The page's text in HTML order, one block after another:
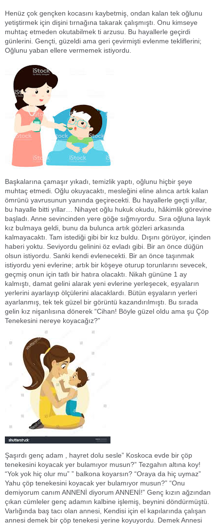
Henüz çok gençken kocasını kaybetmiş, ondan kalan tek oğlunu
yetiştirmek için dişini tırnağına takarak çalışmıştı. Onu kimseye
muhtaç etmeden okutabilmek ti arzusu. Bu hayallerle geçirdi
günlerini. Gençti, güzeldi ama geri çevirmişti evlenme tekliflerini;
Oğlunu yaban ellere vermemek istiyordu.
Başkalarına çamaşır yıkadı, temizlik yaptı, oğlunu hiçbir şeye
muhtaç etmedi. Oğlu okuyacaktı, mesleğini eline alınca artık kalan
ömrünü yavrusunun yanında geçirecekti. Bu hayallerle geçti yıllar,
bu hayalle bitti yıllar… Nihayet oğlu hukuk okudu, hâkimlik görevine
başladı. Anne sevincinden yere göğe sığmıyordu. Sıra oğluna layık
kız bulmaya geldi, bunu da bulunca artık gözleri arkasında
kalmayacaktı. Tam istediği gibi bir kız buldu. Dışını görüyor, içinden
haberi yoktu. Seviyordu gelinini öz evladı gibi. Bir an önce düğün
olsun istiyordu. Sanki kendi evlenecekti. Bir an önce taşınmak
istiyordu yeni evlerine; artık bir köşeye oturup torunlarını sevecek,
geçmiş onun için tatlı bir hatıra olacaktı. Nikah gününe 1 ay
kalmıştı, damat gelini alarak yeni evlerine yerleşecek, eşyaların
yerlerini ayarlayıp ölçülerini alacaklardı. Bütün eşyaların yerleri
ayarlanmış, tek tek güzel bir görüntü kazandırılmıştı. Bu sırada
gelin kız nişanlısına dönerek “Cihan! Böyle güzel oldu ama şu Çöp
Tenekesini nereye koyacağız?”
Şaşırdı genç adam , hayret dolu sesle” Koskoca evde bir çöp
tenekesini koyacak yer bulamıyor musun?” Tezgahın altına koy!
“Yok yok hiç olur mu” ” balkona koyarsın? “Oraya da hiç uymaz”
Yahu çöp tenekesini koyacak yer bulamıyor musun?” “Onu
demiyorum canım ANNENİ diyorum ANNENİ!” Genç kızın ağzından
çıkan cümleler genç adamın kalbine işlemiş, beynini döndürmüştü.
Varlığında baş tacı olan annesi, Kendisi için el kapılarında çalışan
annesi demek bir çöp tenekesi yerine koyuyordu. Demek Annesi